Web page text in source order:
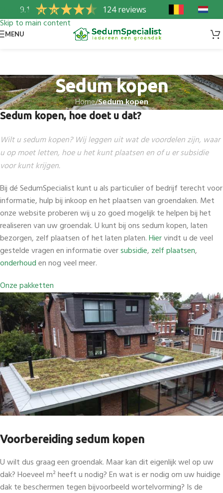
Skip to navigation
Skip to main content
9.1 124 reviews
MENU
Sedum kopen
Home/Sedum kopen
Sedum kopen, hoe doet u dat?
Wilt u sedum kopen? Wij leggen uit wat de voordelen zijn, waar
u op moet letten, hoe u het kunt plaatsen en of u er subsidie
voor kunt krijgen.
Bij dé SedumSpecialist kunt u als particulier of bedrijf terecht voor
informatie, hulp bij inkoop en het plaatsen van groendaken. Met
onze website proberen wij u zo goed mogelijk te helpen bij het
realiseren van uw groendak. U kunt bij ons sedum kopen, laten
bezorgen, zelf plaatsen of het laten platen.Hiervindt u de veel
gestelde vragen en informatie oversubsidie, zelf plaatsen,
onderhouden nog veel meer.
Onze pakketten
Voorbereiding sedum kopen
U wilt dus graag een groendak. Maar kan dit eigenlijk wel op uw
dak? Hoeveel m² heeft u nodig? En wat is er nodig om uw huidige
dak te beschermen tegen bijvoorbeeld wortelvorming? Is de